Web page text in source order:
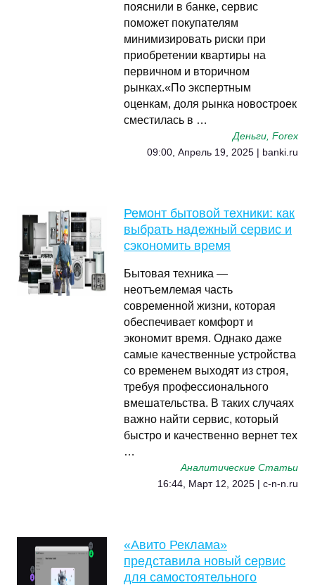
пояснили в банке, сервис
поможет покупателям
минимизировать риски при
приобретении квартиры на
первичном и вторичном
рынках.«По экспертным
оценкам, доля рынка новостроек
сместилась в …
Деньги, Forex
09:00, Апрель 19, 2025 | banki.ru
Ремонт бытовой техники: как
выбрать надежный сервис и
сэкономить время
Бытовая техника —
неотъемлемая часть
современной жизни, которая
обеспечивает комфорт и
экономит время. Однако даже
самые качественные устройства
со временем выходят из строя,
требуя профессионального
вмешательства. В таких случаях
важно найти сервис, который
быстро и качественно вернет тех
…
Аналитические Статьи
16:44, Март 12, 2025 | c-n-n.ru
«Авито Реклама»
представила новый сервис
для самостоятельного